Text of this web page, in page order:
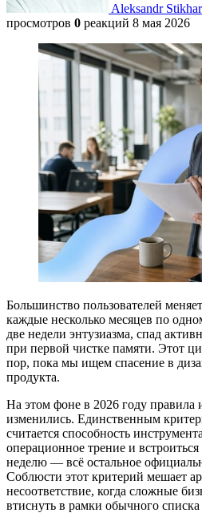
Aleksandr
просмотров 0 реакций 8 мая 2026
Большинство пользователей
каждые несколько месяцев по
две недели энтузиазма, спад
при первой чистке памяти. Этот
пор, пока мы ищем спасение в
продукта.
На этом фоне в 2026 году правила
изменились. Единственным
считается способность
операционное трение и
неделю — всё остальное
Соблюсти этот критерий мешает
несоответствие, когда сложные
втиснуть в рамки обычного списка